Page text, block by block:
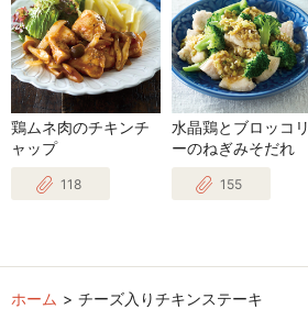
鶏ムネ肉のチキンチ
ャップ
118
水晶鶏とブロッコリ
ーのねぎみそだれ
155
ホーム チーズ入りチキンステーキ